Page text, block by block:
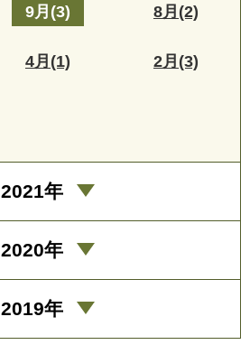
9月(3) 8月(2)
4月(1) 2月(3)
2021年
2020年
2019年